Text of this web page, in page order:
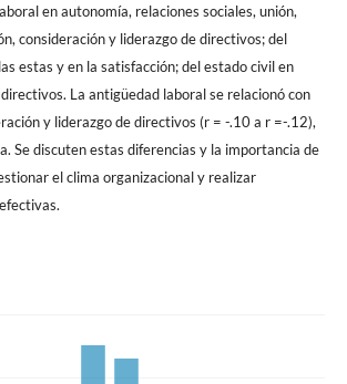
en autonomía, relaciones sociales, unión,
consideración y liderazgo de directivos; del
estas y en la satisfacción; del estado civil en
La antigüedad laboral se relacionó con
y liderazgo de directivos (r = -.10 a r =-.12),
Se discuten estas diferencias y la importancia de
el clima organizacional y realizar